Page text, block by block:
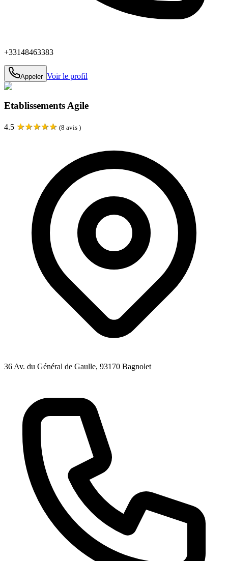
+33148463383
Appeler Voir le profil
Etablissements Agile
4.5 ★★★★★ (8 avis )
36 Av. du Général de Gaulle, 93170 Bagnolet